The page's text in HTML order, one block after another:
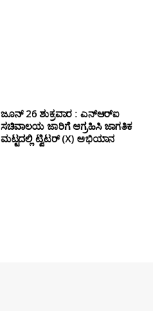
ಜೂನ್ 26 ಶುಕ್ರವಾರ : ಎನ್‌ಆರ್‌ಐ
ಸಚಿವಾಲಯ ಜಾರಿಗೆ ಆಗ್ರಹಿಸಿ ಜಾಗತಿಕ
ಮಟ್ಟದಲ್ಲಿ ಟ್ವಿಟರ್ (X) ಅಭಿಯಾನ